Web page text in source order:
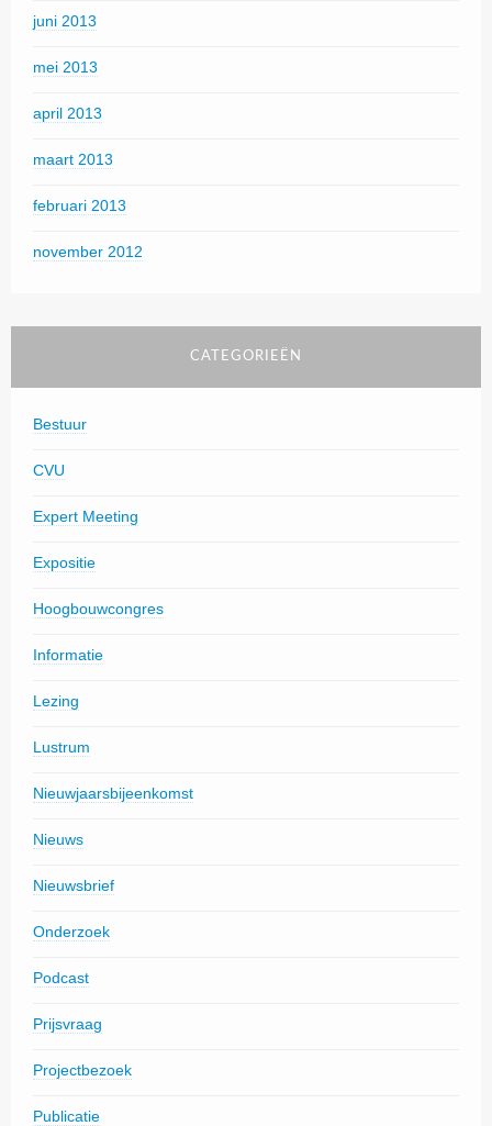
juni 2013
mei 2013
april 2013
maart 2013
februari 2013
november 2012
CATEGORIEËN
Bestuur
CVU
Expert Meeting
Expositie
Hoogbouwcongres
Informatie
Lezing
Lustrum
Nieuwjaarsbijeenkomst
Nieuws
Nieuwsbrief
Onderzoek
Podcast
Prijsvraag
Projectbezoek
Publicatie